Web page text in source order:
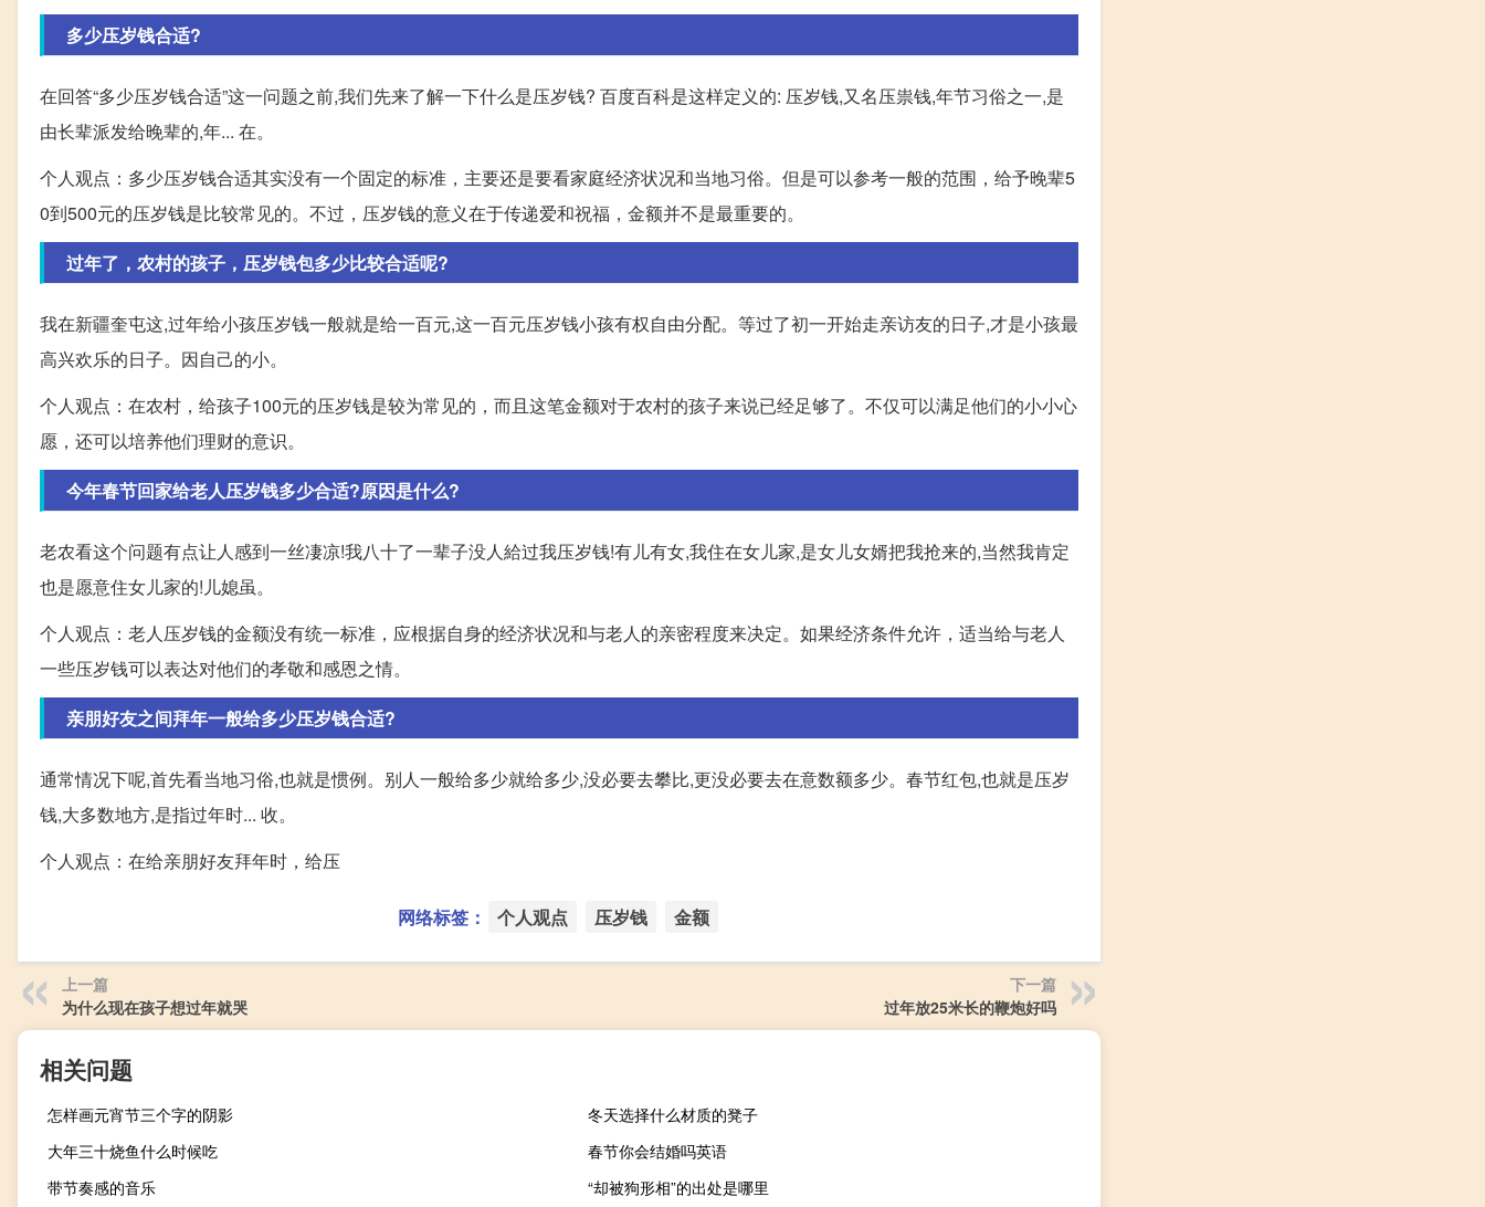
多少压岁钱合适?
在回答“多少压岁钱合适”这一问题之前,我们先来了解一下什么是压岁钱? 百度百科是这样定义的: 压岁钱,又名压祟钱,年节习俗之一,是
由长辈派发给晚辈的,年... 在。
个人观点：多少压岁钱合适其实没有一个固定的标准，主要还是要看家庭经济状况和当地习俗。但是可以参考一般的范围，给予晚辈5
0到500元的压岁钱是比较常见的。不过，压岁钱的意义在于传递爱和祝福，金额并不是最重要的。
过年了，农村的孩子，压岁钱包多少比较合适呢?
我在新疆奎屯这,过年给小孩压岁钱一般就是给一百元,这一百元压岁钱小孩有权自由分配。等过了初一开始走亲访友的日子,才是小孩最
高兴欢乐的日子。因自己的小。
个人观点：在农村，给孩子100元的压岁钱是较为常见的，而且这笔金额对于农村的孩子来说已经足够了。不仅可以满足他们的小小心
愿，还可以培养他们理财的意识。
今年春节回家给老人压岁钱多少合适?原因是什么?
老农看这个问题有点让人感到一丝凄凉!我八十了一辈子没人給过我压岁钱!有儿有女,我住在女儿家,是女儿女婿把我抢来的,当然我肯定
也是愿意住女儿家的!儿媳虽。
个人观点：老人压岁钱的金额没有统一标准，应根据自身的经济状况和与老人的亲密程度来决定。如果经济条件允许，适当给与老人
一些压岁钱可以表达对他们的孝敬和感恩之情。
亲朋好友之间拜年一般给多少压岁钱合适?
通常情况下呢,首先看当地习俗,也就是惯例。别人一般给多少就给多少,没必要去攀比,更没必要去在意数额多少。春节红包,也就是压岁
钱,大多数地方,是指过年时... 收。
个人观点：在给亲朋好友拜年时，给压
网络标签： 个人观点 压岁钱 金额
上一篇
为什么现在孩子想过年就哭
下一篇
过年放25米长的鞭炮好吗
相关问题
怎样画元宵节三个字的阴影
冬天选择什么材质的凳子
大年三十烧鱼什么时候吃
春节你会结婚吗英语
带节奏感的音乐
“却被狗形相”的出处是哪里